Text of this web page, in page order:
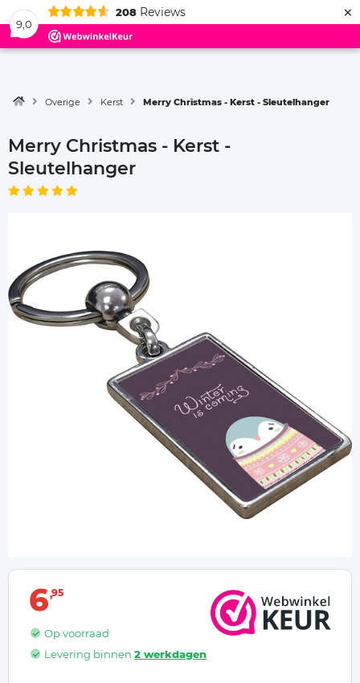
9,0
208 Reviews ×
Menu
Overige Kerst Merry Christmas - Kerst - Sleutelhanger
Merry Christmas - Kerst -
Sleutelhanger
6 95
Op voorraad
Levering binnen2 werkdagen